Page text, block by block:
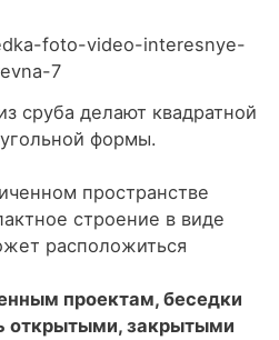
сруба делают квадратной
формы.
пространстве
строение в виде
расположиться
проектам, беседки
открытыми, закрытыми